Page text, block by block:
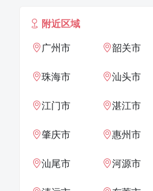
附近区域
广州市
韶关市
珠海市 汕头市
江门市 湛江市
肇庆市 惠州市
汕尾市 河源市